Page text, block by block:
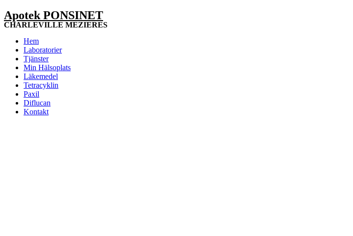
Apotek PONSINET
CHARLEVILLE MEZIERES
Hem
Laboratorier
Tjänster
Min Hälsoplats
Läkemedel
Tetracyklin
Paxil
Diflucan
Kontakt